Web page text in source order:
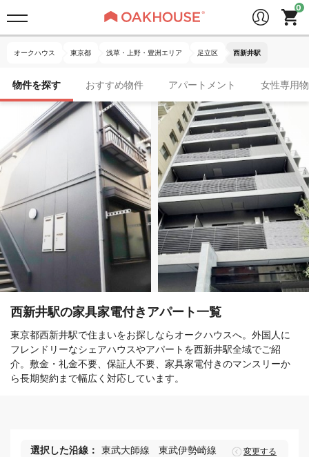
オークハウス 東京都 浅草・上野・豊洲エリア 足立区 西新井駅
物件を探す おすすめ物件 アパートメント 女性専用
西新井駅の家具家電付きアパート一覧
東京都西新井駅で住まいをお探しならオークハウスへ。外国人に
フレンドリーなシェアハウスやアパートを西新井駅全域でご紹
介。敷金・礼金不要、保証人不要、家具家電付きのマンスリーか
ら長期契約まで幅広く対応しています。
選択した沿線： 東武大師線 東武伊勢崎線 変更する